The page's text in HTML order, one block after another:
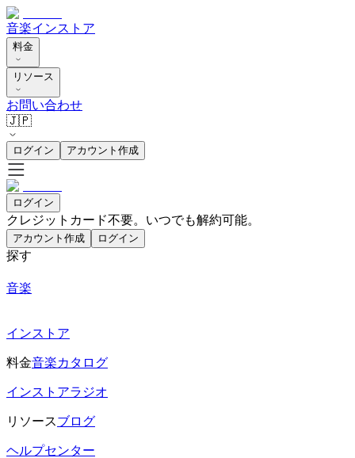
音楽インストア
料金
リソース
お問い合わせ
🇯🇵
ログイン アカウント作成
ログイン
クレジットカード不要。いつでも解約可能。
アカウント作成 ログイン
探す
音楽
インストア
料金音楽カタログ
インストアラジオ
リソースブログ
ヘルプセンター